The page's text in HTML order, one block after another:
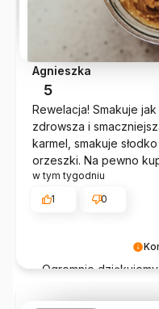
Ogromnie
jeszcze bardziej 💛
Agnieszka
5
Rewelacja! Smakuje
zdrowsza i
karmel, smakuje
orzeszki. Na pewno
w tym tygodniu
1
0